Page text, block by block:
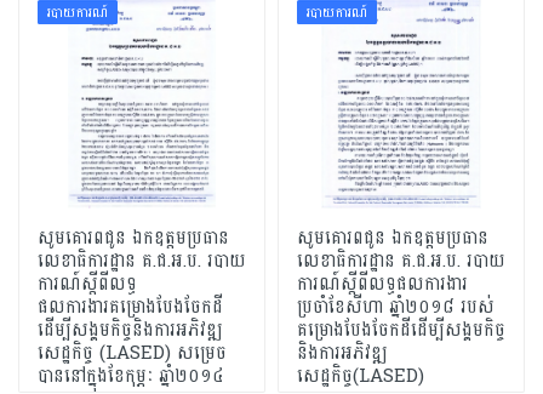
របាយការណ៍
សូមគោរពជូន ឯកឧត្តមប្រធាន
លេខាធិការដ្ឋាន គ.ជ.អ.ប. របាយ
ការណ៍ស្តីពីលទ្ធ
ផលការងារគម្រោងបែងចែកដី
ដើម្បីសង្គមកិច្ចនិងការអភិវឌ្ឍ
សេដ្ឋកិច្ច (LASED) សម្រេច
បាននៅក្នុងខែកុម្ភៈ​ ឆ្នាំ២០១៤
របាយការណ៍
សូមគោរពជូន ឯកឧត្តមប្រធាន
លេខាធិការដ្ឋាន គ.ជ.អ.ប. របាយ
ការណ៍ស្តីពីលទ្ធផលការងារ
ប្រចាំខែសីហា ឆ្នាំ២០១៨ របស់
គម្រោងបែងចែកដីដើម្បីសង្គមកិច្ច
និងការអភិវឌ្ឍ
សេដ្ឋកិច្ច(LASED)